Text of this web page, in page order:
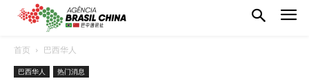
首页 巴西华人
巴西华人 热门消息